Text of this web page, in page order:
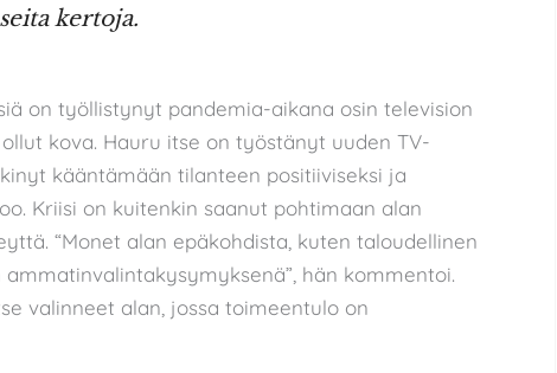
kertoja.
on työllistynyt pandemia-aikana osin television
kova. Hauru itse on työstänyt uuden TV-
kääntämään tilanteen positiiviseksi ja
Kriisi on kuitenkin saanut pohtimaan alan
“Monet alan epäkohdista, kuten taloudellinen
hän kommentoi.
valinneet alan, jossa toimeentulo on